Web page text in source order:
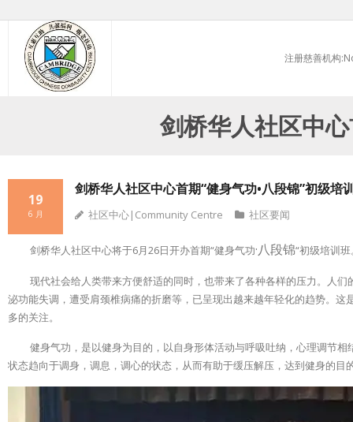
content
注册慈善机构
剑桥华人社区中
剑桥华人社区中心首期“健身气功•八段锦”初级培
19
6 月 社区中心|Community Centre 社区要闻
剑桥华人社区中心将于6月26日开办首期“健身气功·八段锦“初级培训
现代社会给人类带来方便舒适的同时，也带来了各种各样的压力。人
泌功能失调，遭受肩颈椎病痛的折磨等，已呈现出越来越年轻化的趋势。
多的关注。
健身气功，是以健身为目的，以自身形体活动与呼吸吐纳，心理调节
状态趋向于调身，调息，调心的状态，从而有助于缓压解压，达到健身的目